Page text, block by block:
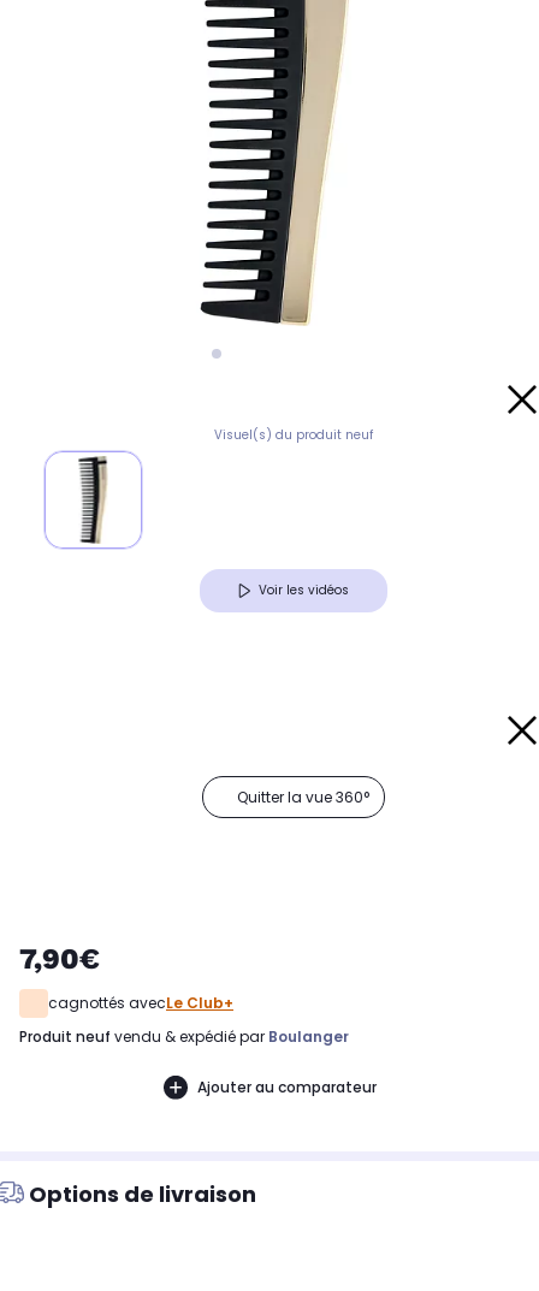
Visuel(s) du produit neuf
Voir les vidéos
Quitter la vue 360°
7,90€
cagnottés avecLe Club+
produit neuf vendu & expédié par Boulanger
Ajouter au comparateur
Options de livraison